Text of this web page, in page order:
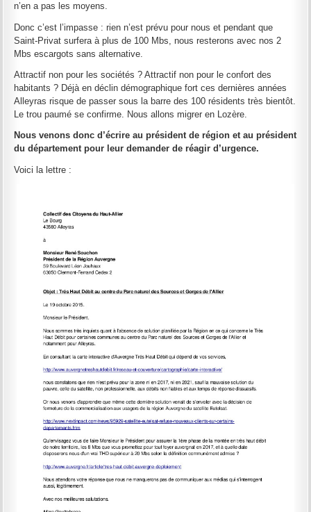
n’en a pas les moyens.
Donc c’est l’impasse : rien n’est prévu pour nous et pendant que
Saint-Privat surfera à plus de 100 Mbs, nous resterons avec nos 2
Mbs escargots sans alternative.
Attractif non pour les sociétés ? Attractif non pour le confort des
habitants ? Déjà en déclin démographique fort ces dernières années
Alleyras risque de passer sous la barre des 100 résidents très bientôt.
Le trou paumé se confirme. Nous allons migrer en Lozère.
Nous venons donc d’écrire au président de région et au président
du département pour leur demander de réagir d’urgence.
Voici la lettre :